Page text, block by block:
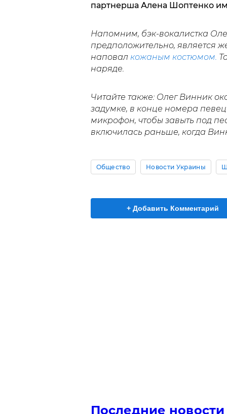
партнерша Алена Шоптенко
Напомним, бэк-вокалистка
предположительно, является
наповал кожаным костюмом.
наряде.
Читайте также: Олег Винник
задумке, в конце номера
микрофон, чтобы завыть под
включилась раньше, когда
Общество Новости Украины
+ Добавить Комментарий
Последние новости